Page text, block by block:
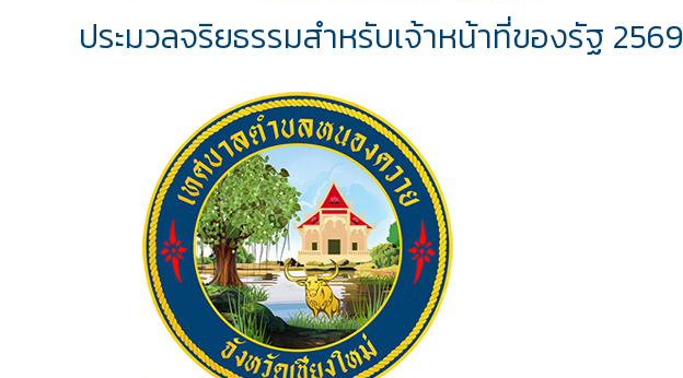
ประมวลจริยธรรมสำหรับเจ้าหน้าที่ของรัฐ 2569